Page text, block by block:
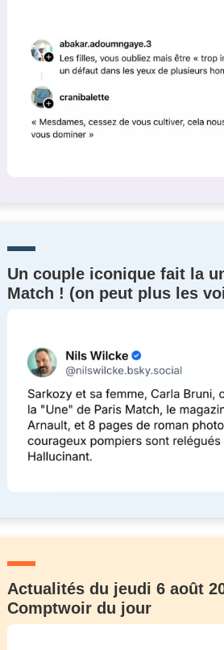
Un couple iconique fait la
Match ! (on peut plus les
Actualités du jeudi 6 août
Comptwoir du jour